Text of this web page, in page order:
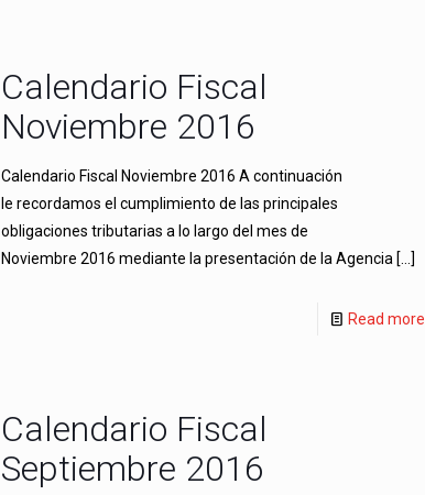
Calendario Fiscal
Noviembre 2016
Calendario Fiscal Noviembre 2016 A continuación
le recordamos el cumplimiento de las principales
obligaciones tributarias a lo largo del mes de
Noviembre 2016 mediante la presentación de la Agencia[…]
Read more
Calendario Fiscal
Septiembre 2016